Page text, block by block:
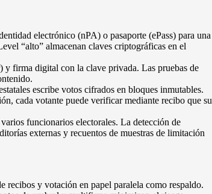
electrónico (nPA) o pasaporte (ePass) para una
“alto” almacenan claves criptográficas en el
firma digital con la clave privada. Las pruebas de
escribe votos cifrados en bloques inmutables.
cada votante puede verificar mediante recibo que su
funcionarios electorales. La detección de
externas y recuentos de muestras de limitación
recibos y votación en papel paralela como respaldo.